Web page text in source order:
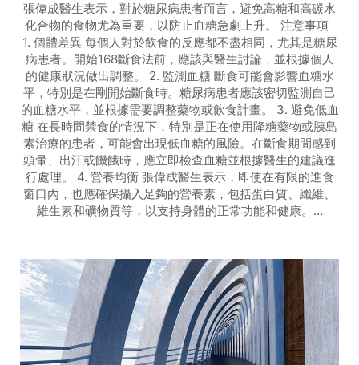
張偉成醫生表示，對於糖尿病患者而言，避免高糖和高碳水
化合物的食物尤為重要，以防止血糖急劇上升。 注意事項
1. 個體差異 每個人對於飲食的反應都不盡相同，尤其是糖尿
病患者。開始168斷食法前，應該與醫生討論，並根據個人
的健康狀況做出調整。 2. 監測血糖 斷食可能會影響血糖水
平，特別是在剛開始斷食時。糖尿病患者應該密切監測自己
的血糖水平，並根據需要調整藥物或飲食計畫。 3. 避免低血
糖 在長時間禁食的情況下，特別是正在使用降糖藥物或胰島
素治療的患者，可能會出現低血糖的風險。在斷食期間感到
頭暈、出汗或饑餓時，應立即檢查血糖並根據醫生的建議進
行處理。 4. 營養均衡 張偉成醫生表示，即使在有限的進食
窗口內，也應確保攝入足夠的營養素，包括蛋白質、纖維、
維生素和礦物質等，以支持身體的正常功能和健康。…